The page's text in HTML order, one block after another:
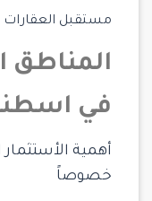
مستقبل العقارات
المناطق
في
أهمية
خصوصاً